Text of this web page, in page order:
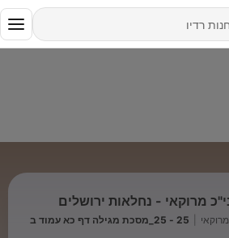
מרוקאי - נחלאות ירושלים
25 - 25_מסכת מגילה דף כא עמוד ב